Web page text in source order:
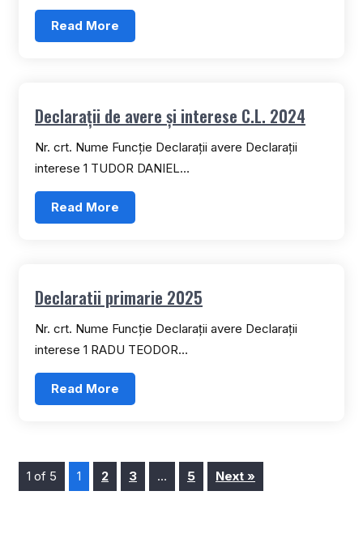
Read More
Declarații de avere și interese C.L. 2024
Nr. crt. Nume Funcție Declarații avere Declarații
interese 1 TUDOR DANIEL…
Read More
Declaratii primarie 2025
Nr. crt. Nume Funcție Declarații avere Declarații
interese 1 RADU TEODOR…
Read More
1 of 5 1 2 3 … 5 Next »